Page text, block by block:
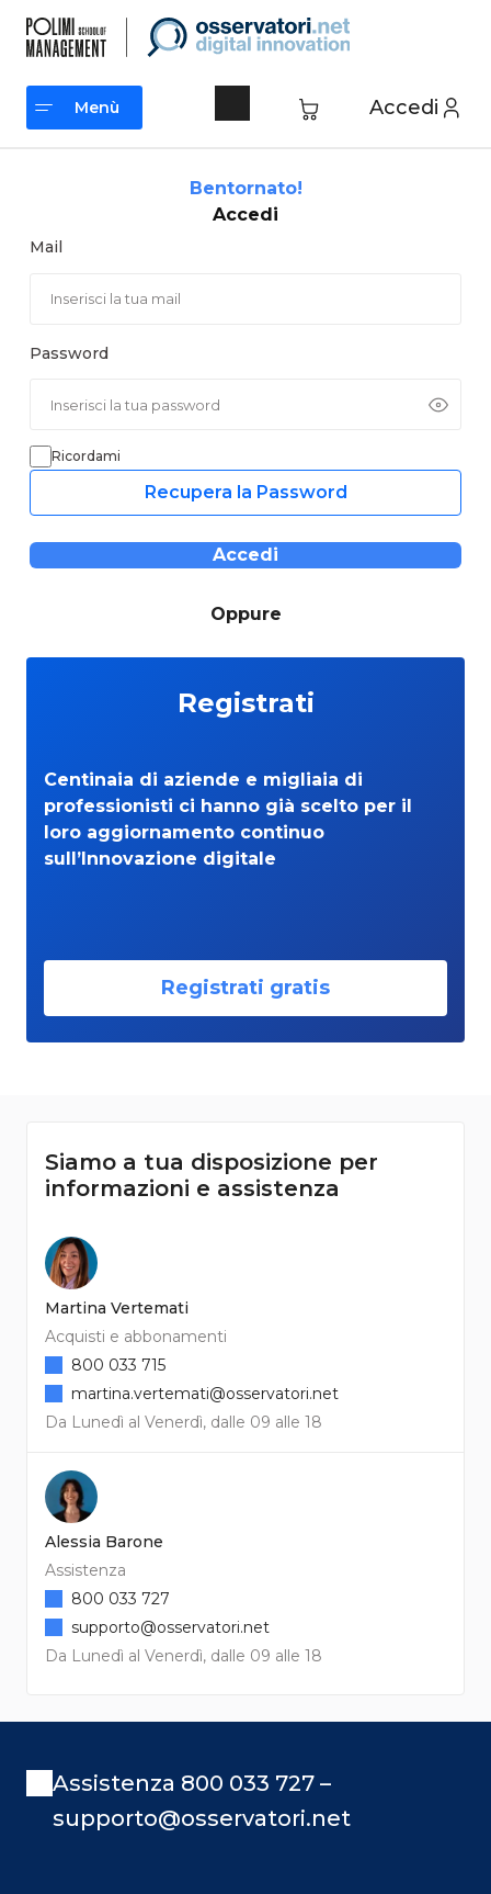
contenuto
Accedi
Menù
Bentornato!
Accedi
Mail
Password
Ricordami
Recupera la Password
Accedi
Oppure
Registrati
Centinaia di aziende e migliaia di
professionisti ci hanno già scelto per il
loro aggiornamento continuo
sull’Innovazione digitale
Registrati gratis
Siamo a tua disposizione per
informazioni e assistenza
Martina Vertemati
Acquisti e abbonamenti
Da Lunedì al Venerdì, dalle 09 alle 18
800 033 715
martina.vertemati@osservatori.net
Alessia Barone
Assistenza
Da Lunedì al Venerdì, dalle 09 alle 18
800 033 727
supporto@osservatori.net
Assistenza 800 033 727 –
supporto@osservatori.net